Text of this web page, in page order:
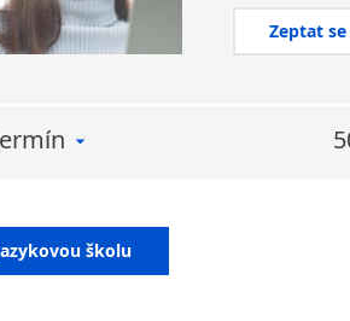
Zeptat
školu